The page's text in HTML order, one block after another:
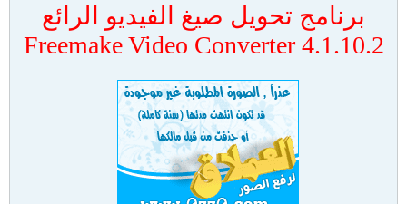
برنامج تحويل صيغ الفيديو الرائع
Freemake Video Converter 4.1.10.2